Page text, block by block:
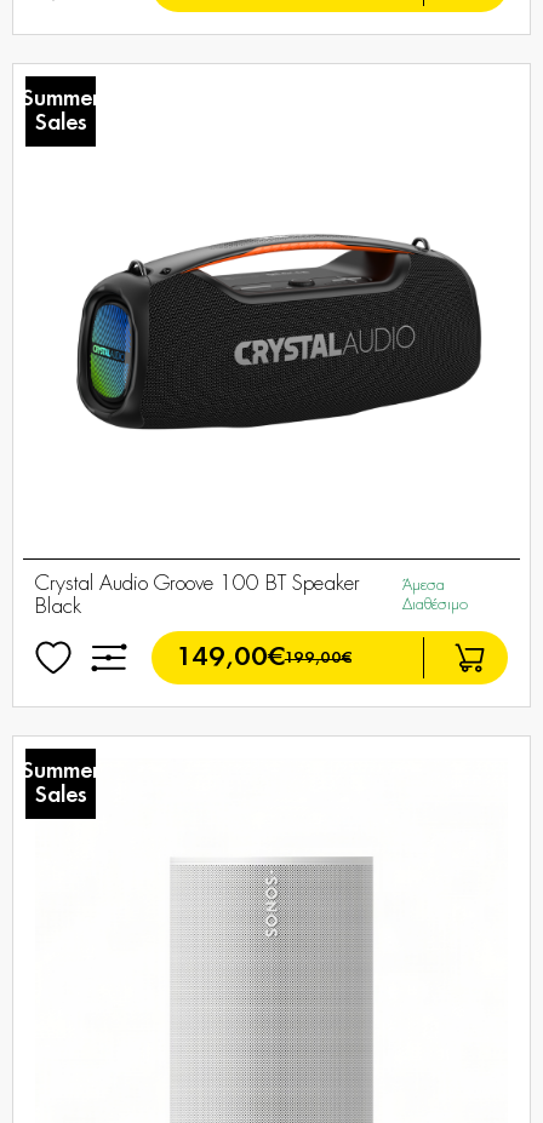
Summer
Sales
Crystal Audio Groove 100 ΒΤ Speaker
Black
Άμεσα
Διαθέσιμο
149,00€199,00€
Summer
Sales